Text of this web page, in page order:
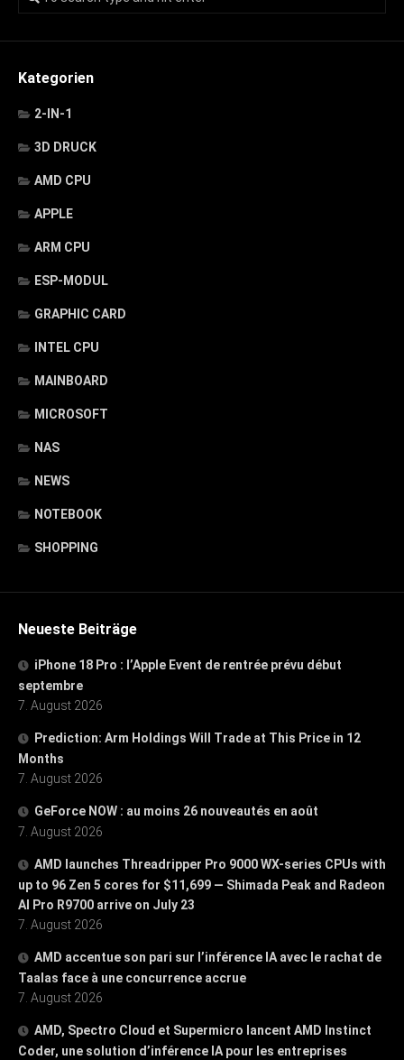
Kategorien
2-IN-1
3D DRUCK
AMD CPU
APPLE
ARM CPU
ESP-MODUL
GRAPHIC CARD
INTEL CPU
MAINBOARD
MICROSOFT
NAS
NEWS
NOTEBOOK
SHOPPING
Neueste Beiträge
iPhone 18 Pro : l’Apple Event de rentrée prévu début
septembre
7. August 2026
Prediction: Arm Holdings Will Trade at This Price in 12
Months
7. August 2026
GeForce NOW : au moins 26 nouveautés en août
7. August 2026
AMD launches Threadripper Pro 9000 WX-series CPUs with
up to 96 Zen 5 cores for $11,699 — Shimada Peak and Radeon
AI Pro R9700 arrive on July 23
7. August 2026
AMD accentue son pari sur l’inférence IA avec le rachat de
Taalas face à une concurrence accrue
7. August 2026
AMD, Spectro Cloud et Supermicro lancent AMD Instinct
Coder, une solution d’inférence IA pour les entreprises